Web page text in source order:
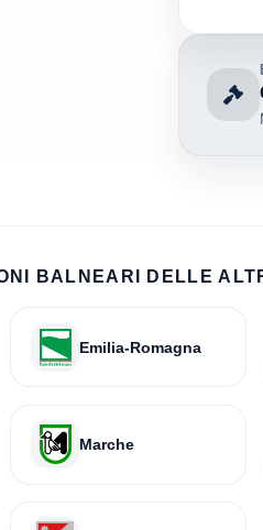
BALNEARI DELLE
Emilia-Romagna
Marche